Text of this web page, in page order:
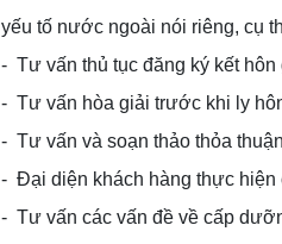
yếu tố nước ngoài nói riêng, cụ
- Tư vấn thủ tục đăng ký kết
- Tư vấn hòa giải trước khi ly
- Tư vấn và soạn thảo thỏa
- Đại diện khách hàng thực hiện
- Tư vấn các vấn đề về cấp